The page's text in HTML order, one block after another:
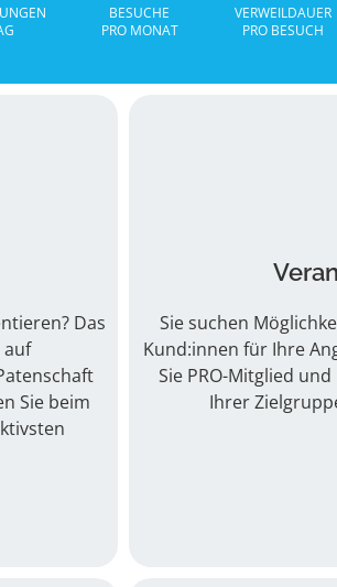
BESUCHE
PRO MONAT
VERWEILDAUER
PRO BESUCH
Das
Sie beim
Sie suchen
Kund:innen für Ihre
Sie PRO-Mitglied
Ihrer